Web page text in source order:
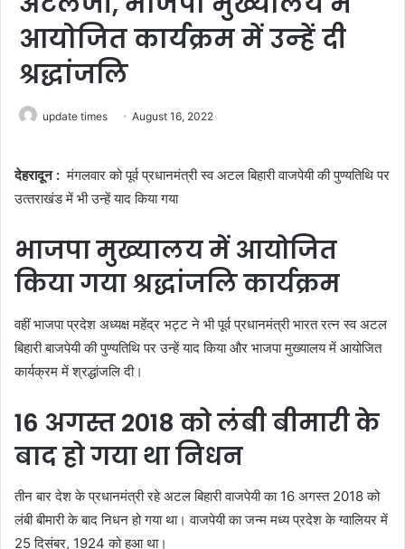
आयोजित कार्यक्रम में उन्‍हें दी
श्रद्धांजलि
update times August 16, 2022
देहरादून :मंगलवार को पूर्व प्रधानमंत्री स्व अटल बिहारी वाजपेयी की पुण्यतिथि पर
उत्‍तराखंड में भी उन्‍हें याद किया गया
भाजपा मुख्यालय में आयोजित
किया गया श्रद्धांजलि कार्यक्रम
वहीं भाजपा प्रदेश अध्यक्ष महेंद्र भट्ट ने भी पूर्व प्रधानमंत्री भारत रत्न स्व अटल
बिहारी बाजपेयी की पुण्यतिथि पर उन्‍हें याद किया और भाजपा मुख्यालय में आयोजित
कार्यक्रम में श्रद्धांजलि दी।
16 अगस्त 2018 को लंबी बीमारी के
बाद हो गया था निधन
तीन बार देश के प्रधानमंत्री रहे अटल बिहारी वाजपेयी का 16 अगस्त 2018 को
लंबी बीमारी के बाद निधन हो गया था। वाजपेयी का जन्म मध्य प्रदेश के ग्वालियर में
25 दिसंबर, 1924 को हुआ था।